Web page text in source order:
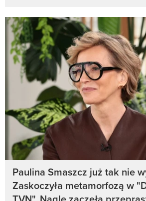
Paulina Smaszcz już tak nie
Zaskoczyła metamorfozą w